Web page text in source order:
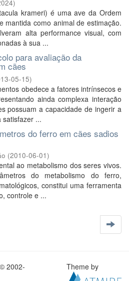
)
krameri) é uma ave da Ordem
mantida como animal de estimação.
alta performance visual, com
à sua ...
para avaliação da
cães
05-15)
obedece a fatores intrínsecos e
ainda complexa interação
possuam a capacidade de ingerir a
satisfazer ...
do ferro em cães sadios
(2010-06-01)
ao metabolismo dos seres vivos.
do metabolismo do ferro,
constitui uma ferramenta
controle e ...
2002-
Theme by